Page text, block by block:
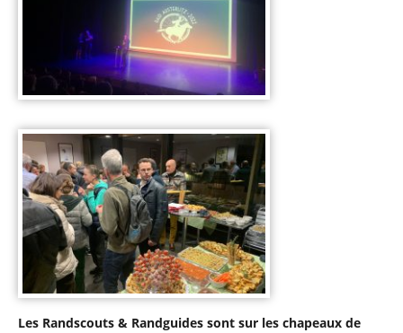
Les Randscouts & Randguides sont sur les chapeaux de